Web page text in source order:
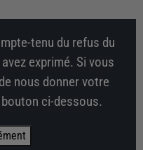
tenu du refus du
exprimé. Si vous
nous donner votre
ci-dessous.